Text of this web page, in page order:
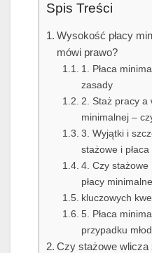
Spis Treści
Wysokość płacy
mówi prawo?
1. Płaca
zasady
2. Staż pracy a
minimalnej –
3. Wyjątki i
stażowe i
4. Czy stażowe
płacy
kluczowych
5. Płaca
przypadku
Czy stażowe wlicza